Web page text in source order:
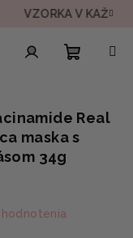
V KAŽDEJ
košík
Real
maska s
34g